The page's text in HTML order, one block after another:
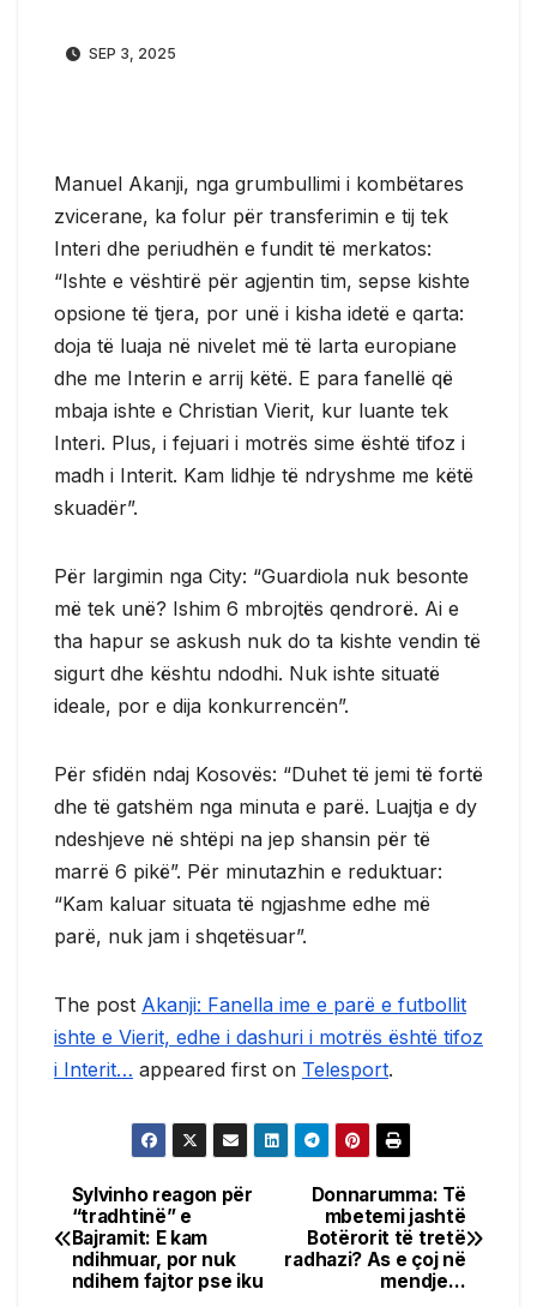
SEP 3, 2025
Manuel Akanji, nga grumbullimi i kombëtares
zvicerane, ka folur për transferimin e tij tek
Interi dhe periudhën e fundit të merkatos:
“Ishte e vështirë për agjentin tim, sepse kishte
opsione të tjera, por unë i kisha idetë e qarta:
doja të luaja në nivelet më të larta europiane
dhe me Interin e arrij këtë. E para fanellë që
mbaja ishte e Christian Vierit, kur luante tek
Interi. Plus, i fejuari i motrës sime është tifoz i
madh i Interit. Kam lidhje të ndryshme me këtë
skuadër”.
Për largimin nga City: “Guardiola nuk besonte
më tek unë? Ishim 6 mbrojtës qendrorë. Ai e
tha hapur se askush nuk do ta kishte vendin të
sigurt dhe kështu ndodhi. Nuk ishte situatë
ideale, por e dija konkurrencën”.
Për sfidën ndaj Kosovës: “Duhet të jemi të fortë
dhe të gatshëm nga minuta e parë. Luajtja e dy
ndeshjeve në shtëpi na jep shansin për të
marrë 6 pikë”. Për minutazhin e reduktuar:
“Kam kaluar situata të ngjashme edhe më
parë, nuk jam i shqetësuar”.
The post Akanji: Fanella ime e parë e futbollit
ishte e Vierit, edhe i dashuri i motrës është tifoz
i Interit… appeared first on Telesport.
Post
navigation
Donnarumma: Të
mbetemi jashtë
Botërorit të tretë
radhazi? As e çoj në
mendje…
Sylvinho reagon për
“tradhtinë” e
Bajramit: E kam
ndihmuar, por nuk
ndihem fajtor pse iku